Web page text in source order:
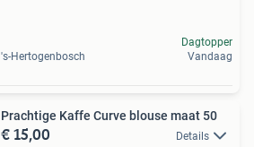
's-Hertogenbosch
Dagtopper
Vandaag
Prachtige Kaffe Curve blouse maat 50
€ 15,00 Details